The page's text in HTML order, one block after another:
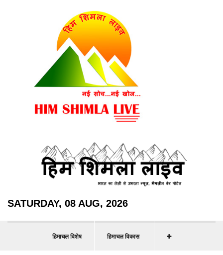
SATURDAY, 08 AUG, 2026
हिमाचल विशेष हिमाचल विकास